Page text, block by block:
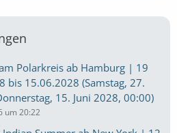
Polarkreis ab Hamburg | 19
bis 15.06.2028 (Samstag, 27.
15. Juni 2028, 00:00)
um 20:22